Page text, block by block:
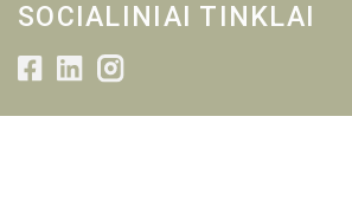
SOCIALINIAI TINKLAI